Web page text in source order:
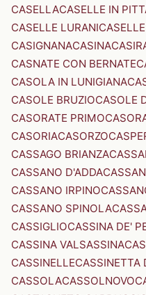
CASELLACASELLE IN
CASELLE LURANI
CASIGNANACASINA
CASNATE CON BERNATE
CASOLA IN LUNIGIANA
CASOLE BRUZIOCASOLE
CASORATE PRIMO
CASORIACASORZO
CASSAGO BRIANZA
CASSANO D'ADDA
CASSANO IRPINO
CASSANO SPINOLA
CASSIGLIOCASSINA DE'
CASSINA VALSASSINA
CASSINELLECASSINETTA
CASSOLACASSOLNOVO